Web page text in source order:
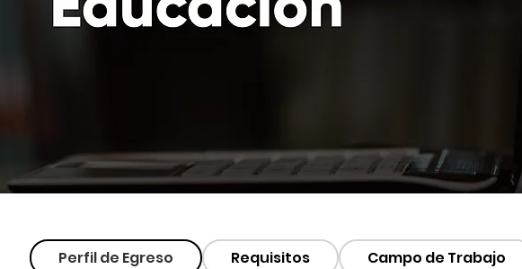
Perfil de Egreso Requisitos Campo de Trabajo